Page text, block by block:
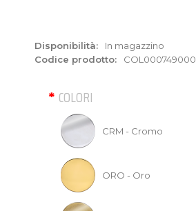
Disponibilità:
In magazzino
Codice prodotto:
COL000749000
COLORI
CRM - Cromo
ORO - Oro